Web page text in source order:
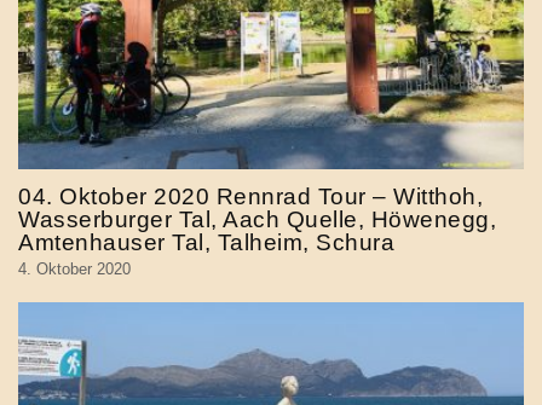
04. Oktober 2020 Rennrad Tour – Witthoh,
Wasserburger Tal, Aach Quelle, Höwenegg,
Amtenhauser Tal, Talheim, Schura
4. Oktober 2020